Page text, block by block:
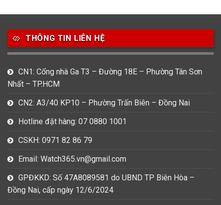
THÔNG TIN LIÊN HỆ
CN1: Cổng nhà Ga T3 – Đường 18E – Phường Tân Sơn
Nhất – TP.HCM
CN2: A3/40 KP10 – Phường Trấn Biên – Đồng Nai
Hotline đặt hàng: 07 0880 1001
CSKH: 0971 82 86 79
Email: Watch365.vn@gmail.com
GPĐKKD: Số 47A8089581 do UBND TP Biên Hòa –
Đồng Nai, cấp ngày 12/6/2024